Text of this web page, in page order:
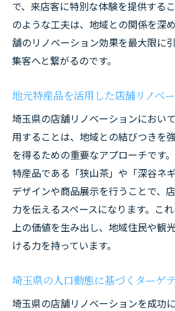
で、来店客に特別な体験を提供する
のような工夫は、地域との関係を深
舗のリノベーション効果を最大限に
集客へと繋がるのです。
地元特産品を活用した店舗リノベ
埼玉県の店舗リノベーションにおい
用することは、地域との結びつきを
を得るための重要なアプローチです
特産品である「狭山茶」や「深谷ネ
デザインや商品展示を行うことで、
力を伝えるスペースになります。こ
上の価値を生み出し、地域住民や観
ける力を持っています。
埼玉県の人口動態に基づくターゲ
埼玉県の店舗リノベーションを成功